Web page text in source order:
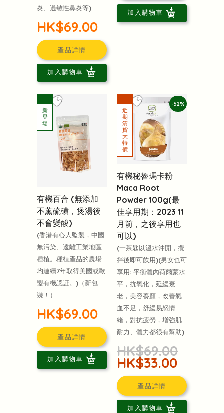
炎、過敏性鼻炎等)
HK$69.00
產品詳情
加入購物車
加入購物車
有機百合 (無添加
不薰硫磺，煲湯後
不會變酸)
(香港有心人監製，中國
無污染、遠離工業地區
種植。種植產品的農場
均連續7年取得美國或歐
盟有機認証。)（新包
裝！）
HK$69.00
產品詳情
加入購物車
-52%
有機秘魯瑪卡粉
Maca Root
Powder 100g(最
佳享用期：2023 11
月前，之後享用也
可以)
(一茶匙以溫水沖開，攪
拌後即可飲用)(男女也可
享用: 平衡體內荷爾蒙水
平，抗氧化，延緩衰
老，美容養顏，改善氣
血不足，舒緩易怒情
緒，對抗疲勞，增強肌
耐力、體力都很有幫助)
HK$69.00
HK$33.00
產品詳情
加入購物車